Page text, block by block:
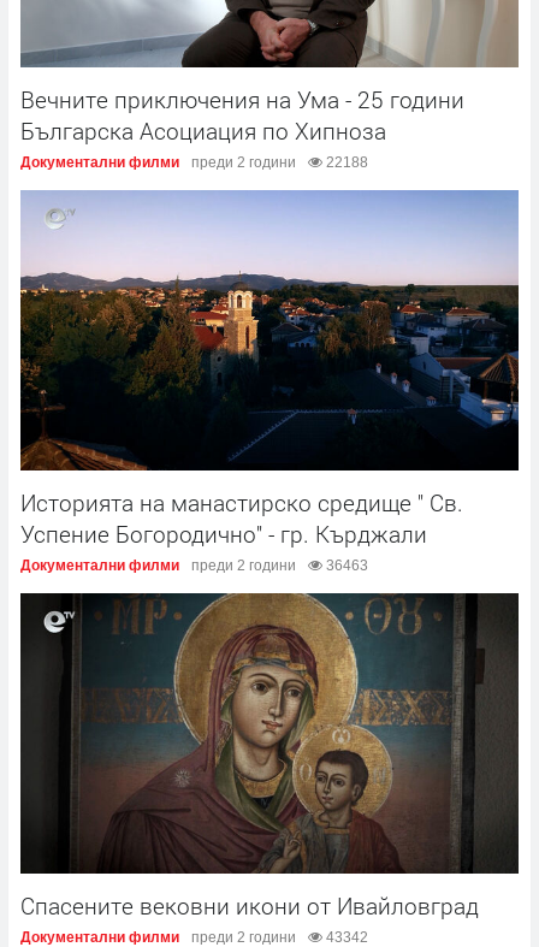
Вечните приключения на Ума - 25 години
Българска Асоциация по Хипноза
Документални филми преди 2 години 22188
Историята на манастирско средище '' Св.
Успение Богородично'' - гр. Кърджали
Документални филми преди 2 години 36463
Спасените вековни икони от Ивайловград
Документални филми преди 2 години 43342